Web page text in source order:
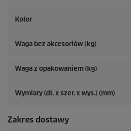
Kolor
Waga bez akcesoriów (kg)
Waga z opakowaniem (kg)
Wymiary (dł. x szer. x wys.) (mm)
Zakres dostawy